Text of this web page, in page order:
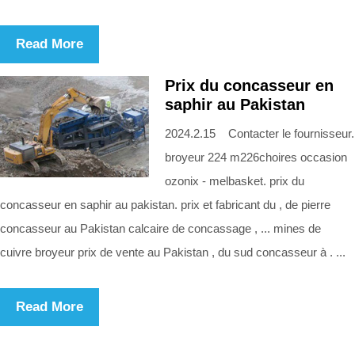
Read More
Prix du concasseur en
saphir au Pakistan
2024.2.15 Contacter le fournisseur.
broyeur 224 m226choires occasion
ozonix - melbasket. prix du
concasseur en saphir au pakistan. prix et fabricant du , de pierre
concasseur au Pakistan calcaire de concassage , ... mines de
cuivre broyeur prix de vente au Pakistan , du sud concasseur à . ...
Read More